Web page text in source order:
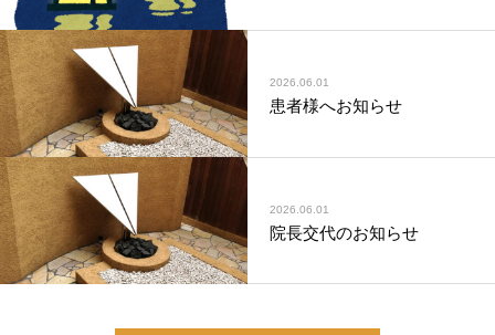
2026.06.01
患者様へお知らせ
2026.06.01
院長交代のお知らせ